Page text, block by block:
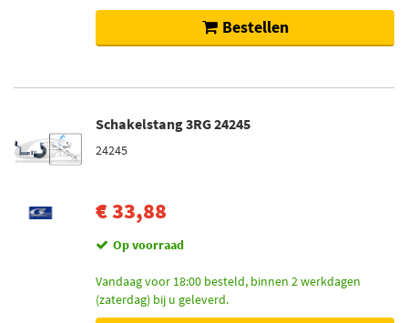
Bestellen
Schakelstang 3RG 24245
24245
€ 33,88
Op voorraad
Vandaag voor 18:00 besteld, binnen 2 werkdagen
(zaterdag) bij u geleverd.